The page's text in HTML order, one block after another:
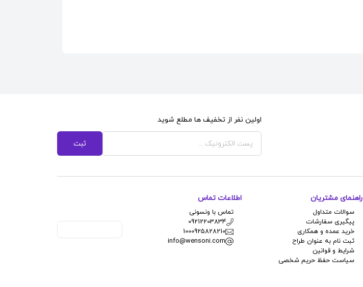
اولین نفر از تخفیف ها مطلع شوید
ثبت
راهنمای مشتریان
سوالات متداول
پیگیری سفارشات
خرید عمده و همکاری
ثبت نام به عنوان طراح
شرایط و قوانین
سیاست حفظ حریم شخصی
اطلاعات تماس
تماس با ونسونی
09212203834
1000925828210
info@wensoni.com